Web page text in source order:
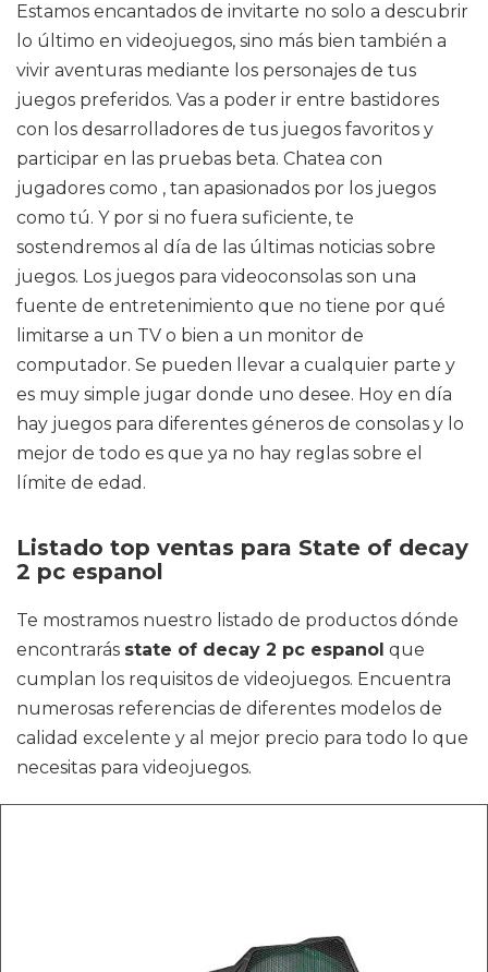
Estamos encantados de invitarte no solo a descubrir
lo último en videojuegos, sino más bien también a
vivir aventuras mediante los personajes de tus
juegos preferidos. Vas a poder ir entre bastidores
con los desarrolladores de tus juegos favoritos y
participar en las pruebas beta. Chatea con
jugadores como , tan apasionados por los juegos
como tú. Y por si no fuera suficiente, te
sostendremos al día de las últimas noticias sobre
juegos. Los juegos para videoconsolas son una
fuente de entretenimiento que no tiene por qué
limitarse a un TV o bien a un monitor de
computador. Se pueden llevar a cualquier parte y
es muy simple jugar donde uno desee. Hoy en día
hay juegos para diferentes géneros de consolas y lo
mejor de todo es que ya no hay reglas sobre el
límite de edad.
Listado top ventas para State of decay
2 pc espanol
Te mostramos nuestro listado de productos dónde
encontrarás state of decay 2 pc espanol que
cumplan los requisitos de videojuegos. Encuentra
numerosas referencias de diferentes modelos de
calidad excelente y al mejor precio para todo lo que
necesitas para videojuegos.